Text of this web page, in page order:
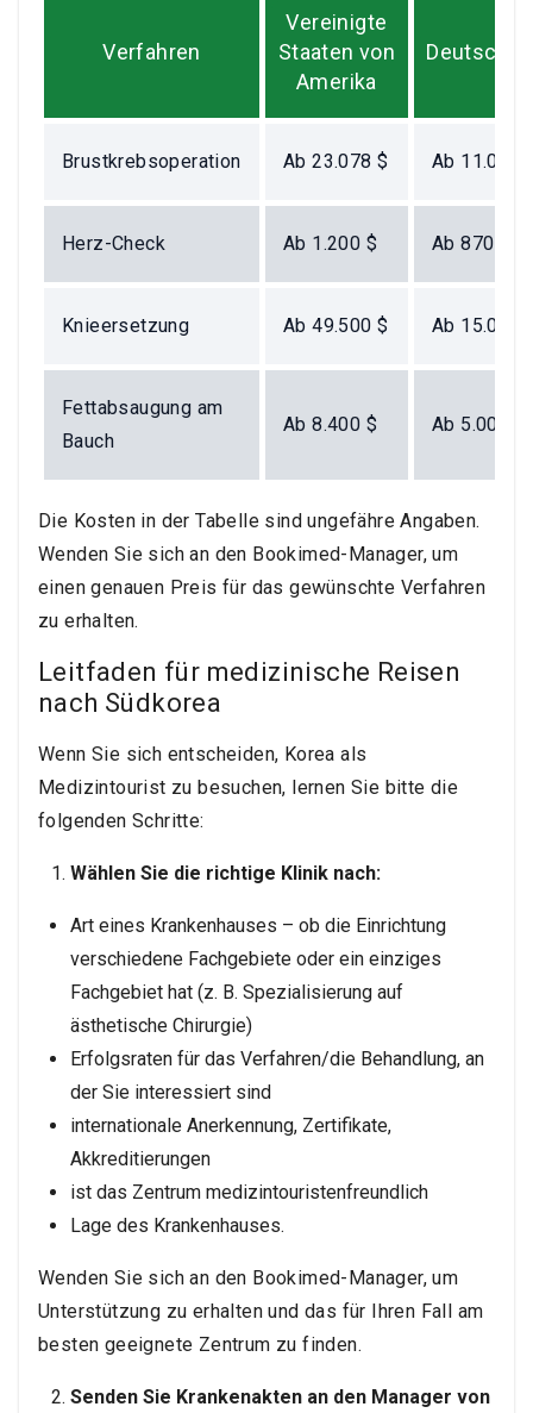
Verfahren
Vereinigte
Staaten von
Amerika
Brustkrebsoperation Ab 23.078 $ Ab 11.000
Herz-Check Ab 1.200 $ Ab 870 $
Knieersetzung Ab 49.500 $ Ab 15.000
Fettabsaugung am
Bauch
Ab 8.400 $ Ab 5.000 $
Die Kosten in der Tabelle sind ungefähre Angaben.
Wenden Sie sich an den Bookimed-Manager, um
einen genauen Preis für das gewünschte Verfahren
zu erhalten.
Leitfaden für medizinische Reisen
nach Südkorea
Wenn Sie sich entscheiden, Korea als
Medizintourist zu besuchen, lernen Sie bitte die
folgenden Schritte:
Wählen Sie die richtige Klinik nach:
Art eines Krankenhauses – ob die Einrichtung
verschiedene Fachgebiete oder ein einziges
Fachgebiet hat (z. B. Spezialisierung auf
ästhetische Chirurgie)
Erfolgsraten für das Verfahren/die Behandlung, an
der Sie interessiert sind
internationale Anerkennung, Zertifikate,
Akkreditierungen
ist das Zentrum medizintouristenfreundlich
Lage des Krankenhauses.
Wenden Sie sich an den Bookimed-Manager, um
Unterstützung zu erhalten und das für Ihren Fall am
besten geeignete Zentrum zu finden.
Senden Sie Krankenakten an den Manager von